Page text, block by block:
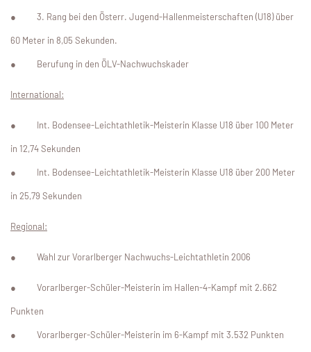
● 3. Rang bei den Österr. Jugend-Hallenmeisterschaften (U18) über
60 Meter in 8,05 Sekunden.
● Berufung in den ÖLV-Nachwuchskader
International:
● Int. Bodensee-Leichtathletik-Meisterin Klasse U18 über 100 Meter
in 12,74 Sekunden
● Int. Bodensee-Leichtathletik-Meisterin Klasse U18 über 200 Meter
in 25,79 Sekunden
Regional:
● Wahl zur Vorarlberger Nachwuchs-Leichtathletin 2006
● Vorarlberger-Schüler-Meisterin im Hallen-4-Kampf mit 2.662
Punkten
● Vorarlberger-Schüler-Meisterin im 6-Kampf mit 3.532 Punkten